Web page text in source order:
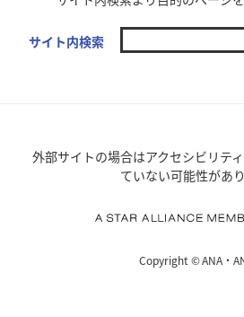
サイト内検索
外部サイトの場合はアクセシビリテ
ていない可能性があり
Copyright ©ANA・